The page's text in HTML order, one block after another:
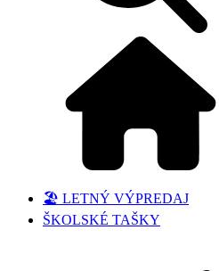
🏖️ LETNÝ VÝPREDAJ
ŠKOLSKÉ TAŠKY